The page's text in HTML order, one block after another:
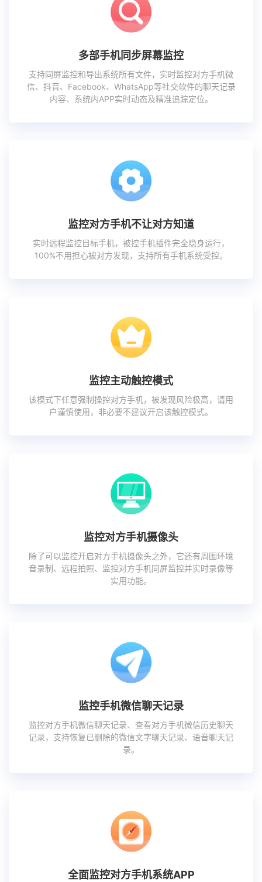
多部手机同步屏幕监控
支持同屏监控和导出系统所有文件，实时监控对方手机微
信、抖音、Facebook、WhatsApp等社交软件的聊天记录
内容、系统内APP实时动态及精准追踪定位。
监控对方手机不让对方知道
实时远程监控目标手机，被控手机插件完全隐身运行，
100%不用担心被对方发现，支持所有手机系统受控。
监控主动触控模式
该模式下任意强制操控对方手机，被发现风险极高，请用
户谨慎使用，非必要不建议开启该触控模式。
监控对方手机摄像头
除了可以监控开启对方手机摄像头之外，它还有周围环境
音录制、远程拍照、监控对方手机同屏监控并实时录像等
实用功能。
监控手机微信聊天记录
监控对方手机微信聊天记录、查看对方手机微信历史聊天
记录，支持恢复已删除的微信文字聊天记录、语音聊天记
录。
全面监控对方手机系统APP